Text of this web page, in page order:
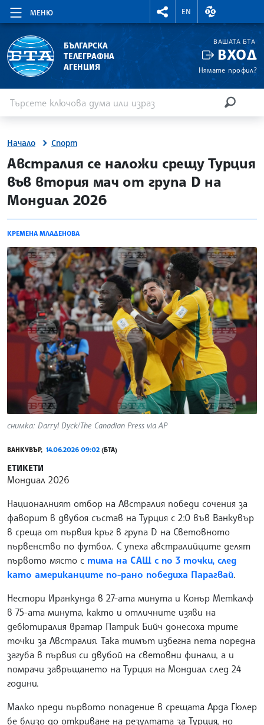
МЕНЮ
RIGHTMENU.SOCIAL
EN
ВАЛУТНИ
БЪЛГАРСКА
ТЕЛЕГРАФНА
АГЕНЦИЯ
ВАШАТА БТА
ВХОД
Нямате профил?
Начало Спорт
site.bta
Австралия се наложи срещу Турция
във втория мач от група D на
Мондиал 2026
КРЕМЕНА МЛАДЕНОВА
снимка: Darryl Dyck/The Canadian Press via AP
ВАНКУВЪР, 14.06.2026 09:02 (БТА)
ЕТИКЕТИ
Мондиал 2026
Националният отбор на Австралия победи сочения за
фаворит в двубоя състав на Турция с 2:0 във Ванкувър
в среща от първия кръг в група D на Световното
първенство по футбол. С упеха австралийците делят
първото място с тима на САЩ с по 3 точки, след
като американците по-рано победиха Парагвай.
Нестори Иранкунда в 27-ата минута и Конър Меткалф
в 75-ата минута, както и отличните изяви на
дебютиралия вратар Патрик Бийч донесоха трите
точки за Австралия. Така тимът избегна пета поредна
загуба в първия си двубой на световни финали, а и
помрачи завръщането на Турция на Мондиал след 24
години.
Малко преди първото попадение в срещата Арда Гюлер
бе близо до откриване на резултата за Турция, но